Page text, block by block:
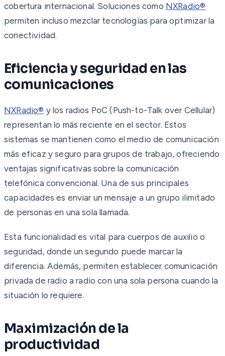
cobertura internacional. Soluciones como NXRadio®
permiten incluso mezclar tecnologías para optimizar la
conectividad.
Eficiencia y seguridad en las
comunicaciones
NXRadio® y los radios PoC (Push-to-Talk over Cellular)
representan lo más reciente en el sector. Estos
sistemas se mantienen como el medio de comunicación
más eficaz y seguro para grupos de trabajo, ofreciendo
ventajas significativas sobre la comunicación
telefónica convencional. Una de sus principales
capacidades es enviar un mensaje a un grupo ilimitado
de personas en una sola llamada.
Esta funcionalidad es vital para cuerpos de auxilio o
seguridad, donde un segundo puede marcar la
diferencia. Además, permiten establecer comunicación
privada de radio a radio con una sola persona cuando la
situación lo requiere.
Maximización de la
productividad